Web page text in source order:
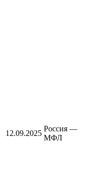
12.09.2025
Россия —
МФЛ